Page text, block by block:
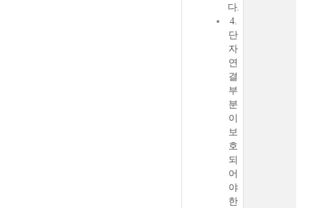
다.
4.
단
자
연
결
부
분
이
보
호
되
어
야
한